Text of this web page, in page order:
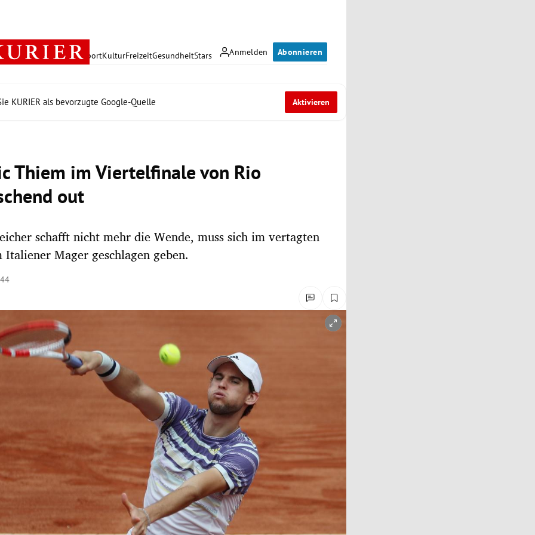
Anmelden Abonnieren
PolitikWirtschaft SportKulturFreizeitGesundheitStars
KURIER als bevorzugte Google-Quelle Aktivieren
Thiem im Viertelfinale von Rio
out
schafft nicht mehr die Wende, muss sich im vertagten
Italiener Mager geschlagen geben.
öffnen/schließen